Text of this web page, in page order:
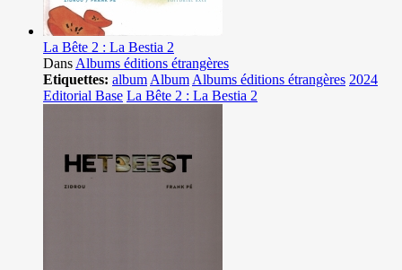
La Bête 2 : La Bestia 2
Dans Albums éditions étrangères
Etiquettes: album Album Albums éditions étrangères 2024
Editorial Base La Bête 2 : La Bestia 2